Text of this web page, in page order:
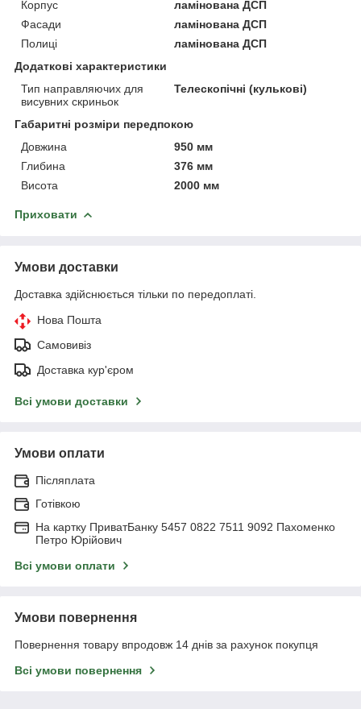
Корпус
ламінована ДСП
Фасади
ламінована ДСП
Полиці
ламінована ДСП
Додаткові характеристики
Тип направляючих для
висувних скриньок
Телескопічні (кулькові)
Габаритні розміри передпокою
Довжина
950 мм
Глибина
376 мм
Висота
2000 мм
Приховати
Умови доставки
Доставка здійснюється тільки по передоплаті.
Нова Пошта
Самовивіз
Доставка кур'єром
Всі умови доставки
Умови оплати
Післяплата
Готівкою
На картку ПриватБанку 5457 0822 7511 9092 Пахоменко
Петро Юрійович
Всі умови оплати
Умови повернення
Повернення товару впродовж 14 днів за рахунок покупця
Всі умови повернення